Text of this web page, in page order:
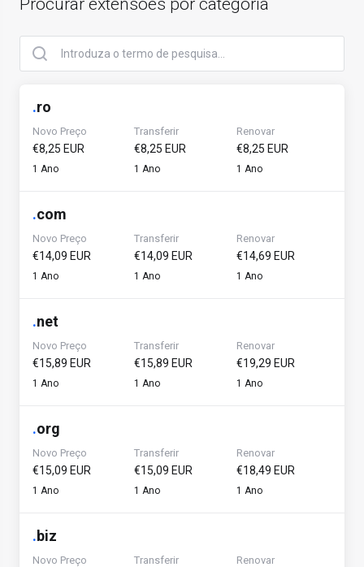
Procurar extensões por categoria
.ro
Novo Preço
€8,25 EUR
1 Ano
Transferir
€8,25 EUR
1 Ano
Renovar
€8,25 EUR
1 Ano
.com
Novo Preço
€14,09 EUR
1 Ano
Transferir
€14,09 EUR
1 Ano
Renovar
€14,69 EUR
1 Ano
.net
Novo Preço
€15,89 EUR
1 Ano
Transferir
€15,89 EUR
1 Ano
Renovar
€19,29 EUR
1 Ano
.org
Novo Preço
€15,09 EUR
1 Ano
Transferir
€15,09 EUR
1 Ano
Renovar
€18,49 EUR
1 Ano
.biz
Novo Preço Transferir Renovar